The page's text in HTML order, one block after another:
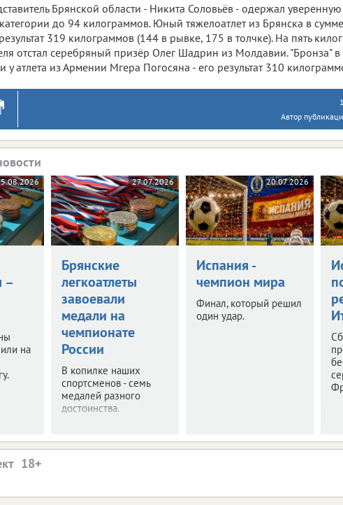
Брянской области - Никита Соловьёв - одержал
до 94 килограммов. Юный тяжелоатлет из Брянска в
319 килограммов (144 в рывке, 175 в толчке). На пять
отстал серебряный призёр Олег Шадрин из Молдавии. "Бронза" в
у атлета из Армении Мгера Погосяна - его результат 310
Автор
–
на
27.07.2026
Брянские
легкоатлеты
завоевали
медали на
чемпионате
России
В копилке наших
спортсменов - семь
медалей разного
достоинства.
20.07.2026
Испания -
чемпион мира
Финал, который решил
один удар.